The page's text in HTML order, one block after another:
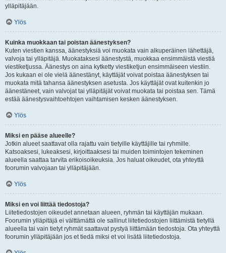
ylläpitäjään.
Ylös
Kuinka muokkaan tai poistan äänestyksen?
Kuten viestien kanssa, äänestyksiä voi muokata vain alkuperäinen lähettäjä,
valvoja tai ylläpitäjä. Muokataksesi äänestystä, muokkaa ensimmäistä viestiä
viestiketjussa. Äänestys on aina kytketty viestiketjun ensimmäiseen viestiin.
Jos kukaan ei ole vielä äänestänyt, käyttäjät voivat poistaa äänestyksen tai
muokata mitä tahansa äänestyksen asetusta. Jos käyttäjät ovat kuitenkin jo
äänestäneet, vain valvojat tai ylläpitäjät voivat muokata tai poistaa sen. Tämä
estää äänestysvaihtoehtojen vaihtamisen kesken äänestyksen.
Ylös
Miksi en pääse alueelle?
Jotkin alueet saattavat olla rajattu vain tietyille käyttäjille tai ryhmille.
Katsoaksesi, lukeaksesi, kirjoittaaksesi tai muiden toimintojen tekeminen
alueella saattaa tarvita erikoisoikeuksia. Jos haluat oikeudet, ota yhteyttä
foorumin valvojaan tai ylläpitäjään.
Ylös
Miksi en voi liittää tiedostoja?
Liitetiedostojen oikeudet annetaan alueen, ryhmän tai käyttäjän mukaan.
Foorumin ylläpitäjä ei välttämättä ole sallinut liitetiedostojen liittämistä tietyllä
alueella tai vain tietyt ryhmät saattavat pystyä liittämään tiedostoja. Ota yhteyttä
foorumin ylläpitäjään jos et tiedä miksi et voi lisätä liitetiedostoja.